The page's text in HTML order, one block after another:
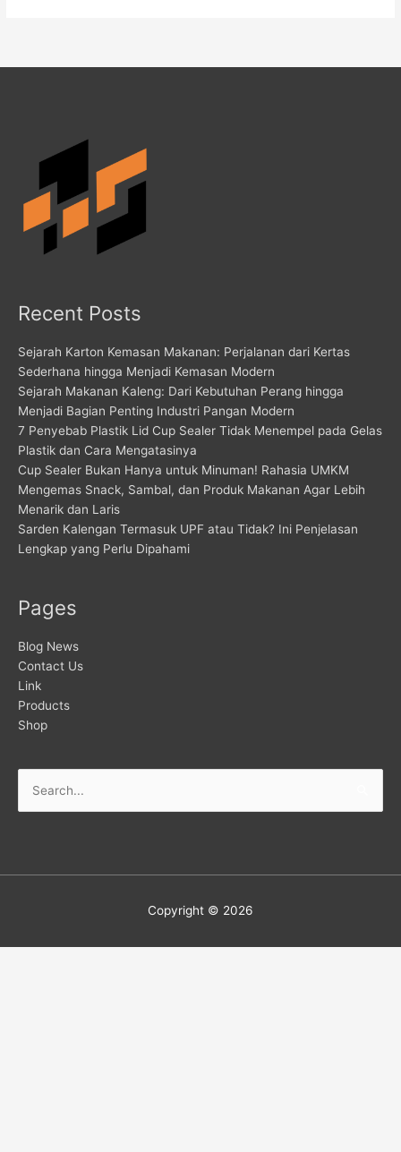
Recent Posts
Sejarah Karton Kemasan Makanan: Perjalanan dari Kertas
Sederhana hingga Menjadi Kemasan Modern
Sejarah Makanan Kaleng: Dari Kebutuhan Perang hingga
Menjadi Bagian Penting Industri Pangan Modern
7 Penyebab Plastik Lid Cup Sealer Tidak Menempel pada Gelas
Plastik dan Cara Mengatasinya
Cup Sealer Bukan Hanya untuk Minuman! Rahasia UMKM
Mengemas Snack, Sambal, dan Produk Makanan Agar Lebih
Menarik dan Laris
Sarden Kalengan Termasuk UPF atau Tidak? Ini Penjelasan
Lengkap yang Perlu Dipahami
Pages
Blog News
Contact Us
Link
Products
Shop
Copyright © 2026